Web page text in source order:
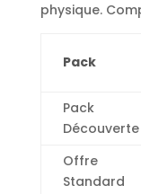
physique.
Pack
Pack
Découverte
Offre
Standard